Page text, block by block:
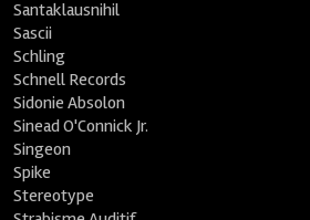
Santaklausnihil
Sascii
Schling
Schnell Records
Sidonie Absolon
Sinead O'Connick Jr.
Singeon
Spike
Stereotype